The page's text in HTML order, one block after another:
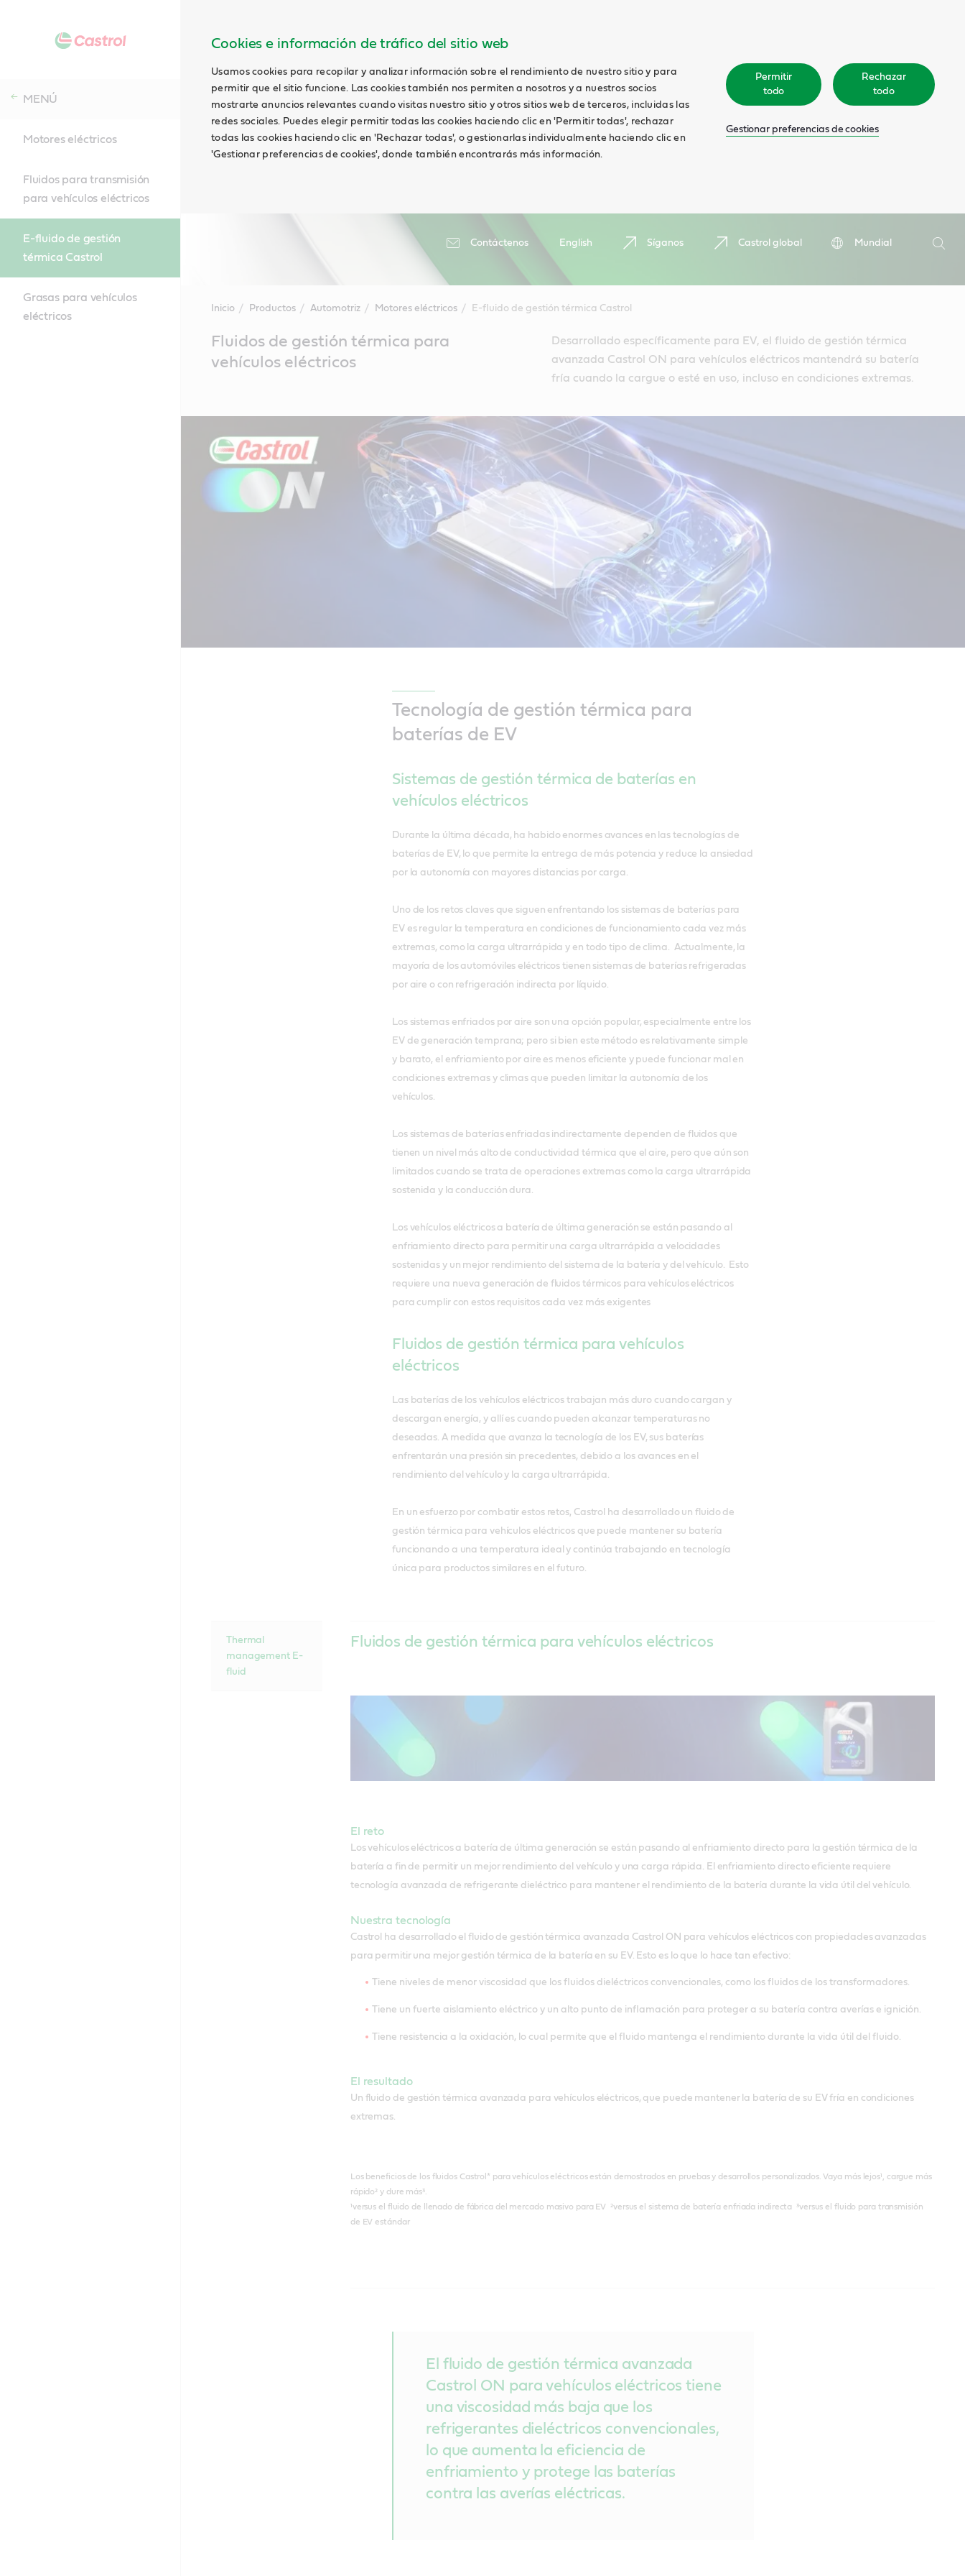
Cookies e información de tráfico del sitio web
Usamos cookies para recopilar y analizar información sobre el rendimiento de nuestro sitio y para
permitir que el sitio funcione. Las cookies también nos permiten a nosotros y a nuestros socios
mostrarte anuncios relevantes cuando visitas nuestro sitio y otros sitios web de terceros, incluidas las
redes sociales. Puedes elegir permitir todas las cookies haciendo clic en 'Permitir todas', rechazar
todas las cookies haciendo clic en 'Rechazar todas', o gestionarlas individualmente haciendo clic en
'Gestionar preferencias de cookies', donde también encontrarás más información.
Permitir
todo
Rechazar
todo
Gestionar preferencias de cookies
Contáctenos English Síganos Castrol global
Mundial
Search
MENÚ
Motores eléctricos
Fluidos para transmisión
para vehículos eléctricos
E-fluido de gestión
térmica Castrol
Grasas para vehículos
eléctricos
Inicio Productos Automotriz Motores eléctricos E-fluido de gestión térmica Castrol
ContentFluidos de gestión térmica para
vehículos eléctricos
Desarrollado específicamente para EV, el fluido de gestión térmica
avanzada Castrol ON para vehículos eléctricos mantendrá su batería
fría cuando la cargue o esté en uso, incluso en condiciones extremas.
Tecnología de gestión térmica para
baterías de EV
Sistemas de gestión térmica de baterías en
vehículos eléctricos
Durante la última década, ha habido enormes avances en las tecnologías de
baterías de EV, lo que permite la entrega de más potencia y reduce la ansiedad
por la autonomía con mayores distancias por carga.
Uno de los retos claves que siguen enfrentando los sistemas de baterías para
EV es regular la temperatura en condiciones de funcionamiento cada vez más
extremas, como la carga ultrarrápida y en todo tipo de clima. Actualmente, la
mayoría de los automóviles eléctricos tienen sistemas de baterías refrigeradas
por aire o con refrigeración indirecta por líquido.
Los sistemas enfriados por aire son una opción popular, especialmente entre los
EV de generación temprana; pero si bien este método es relativamente simple
y barato, el enfriamiento por aire es menos eficiente y puede funcionar mal en
condiciones extremas y climas que pueden limitar la autonomía de los
vehículos.
Los sistemas de baterías enfriadas indirectamente dependen de fluidos que
tienen un nivel más alto de conductividad térmica que el aire, pero que aún son
limitados cuando se trata de operaciones extremas como la carga ultrarrápida
sostenida y la conducción dura.
Los vehículos eléctricos a batería de última generación se están pasando al
enfriamiento directo para permitir una carga ultrarrápida a velocidades
sostenidas y un mejor rendimiento del sistema de la batería y del vehículo. Esto
requiere una nueva generación de fluidos térmicos para vehículos eléctricos
para cumplir con estos requisitos cada vez más exigentes
Fluidos de gestión térmica para vehículos
eléctricos
Las baterías de los vehículos eléctricos trabajan más duro cuando cargan y
descargan energía, y allí es cuando pueden alcanzar temperaturas no
deseadas. A medida que avanza la tecnología de los EV, sus baterías
enfrentarán una presión sin precedentes, debido a los avances en el
rendimiento del vehículo y la carga ultrarrápida.
En un esfuerzo por combatir estos retos, Castrol ha desarrollado un fluido de
gestión térmica para vehículos eléctricos que puede mantener su batería
funcionando a una temperatura ideal y continúa trabajando en tecnología
única para productos similares en el futuro.
Thermal
management E-
fluid
Fluidos de gestión térmica para vehículos eléctricos
El reto
Los vehículos eléctricos a batería de última generación se están pasando al enfriamiento directo para la gestión térmica de la
batería a fin de permitir un mejor rendimiento del vehículo y una carga rápida. El enfriamiento directo eficiente requiere
tecnología avanzada de refrigerante dieléctrico para mantener el rendimiento de la batería durante la vida útil del vehículo.
Nuestra tecnología
Castrol ha desarrollado el fluido de gestión térmica avanzada Castrol ON para vehículos eléctricos con propiedades avanzadas
para permitir una mejor gestión térmica de la batería en su EV. Esto es lo que lo hace tan efectivo:
Tiene niveles de menor viscosidad que los fluidos dieléctricos convencionales, como los fluidos de los transformadores.
Tiene un fuerte aislamiento eléctrico y un alto punto de inflamación para proteger a su batería contra averías e ignición.
Tiene resistencia a la oxidación, lo cual permite que el fluido mantenga el rendimiento durante la vida útil del fluido.
El resultado
Un fluido de gestión térmica avanzada para vehículos eléctricos, que puede mantener la batería de su EV fría en condiciones
extremas.
Los beneficios de los fluidos Castrol* para vehículos eléctricos están demostrados en pruebas y desarrollos personalizados. Vaya más lejos¹, cargue más
rápido² y dure más³.
¹versus el fluido de llenado de fábrica del mercado masivo para EV ²versus el sistema de batería enfriada indirecta ³versus el fluido para transmisión
de EV estándar
El fluido de gestión térmica avanzada
Castrol ON para vehículos eléctricos tiene
una viscosidad más baja que los
refrigerantes dieléctricos convencionales,
lo que aumenta la eficiencia de
enfriamiento y protege las baterías
contra las averías eléctricas.